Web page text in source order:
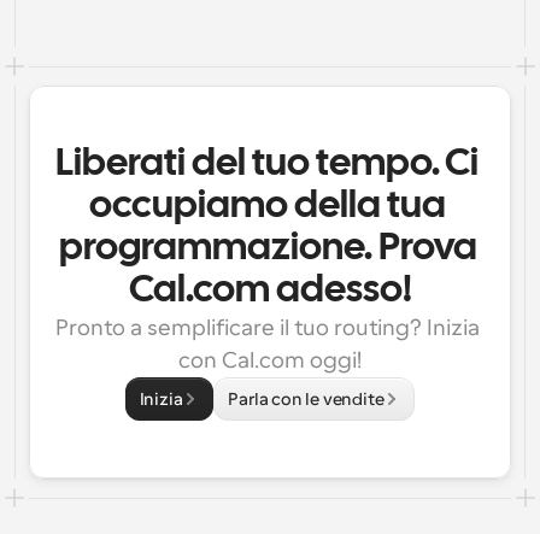
Liberati del tuo tempo. Ci
occupiamo della tua
programmazione. Prova
Cal.com adesso!
Pronto a semplificare il tuo routing? Inizia
con Cal.com oggi!
Inizia Parla con le vendite